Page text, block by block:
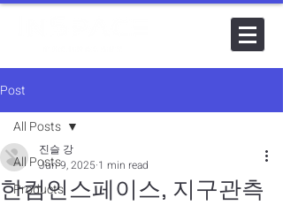
Post
All Posts
Products
All Posts
한컴인스페이스, 지구관측
진슬 강
Jun 9, 2025 1 min read